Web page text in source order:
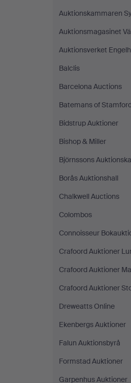
Auktionskammaren
Auktionsmagasinet
Auktionsverket
Balclis
Barcelona Auctions
Batemans of
Bidstrup Auktioner
Bishop & Miller
Björnssons
Borås Auktionshall
Chalkwell Auctions
Colombos
Connoisseur
Crafoord Auktioner
Crafoord Auktioner
Crafoord Auktioner
Dreweatts Online
Ekenbergs Auktioner
Falun Auktionsbyrå
Formstad Auktioner
Garpenhus Auktioner